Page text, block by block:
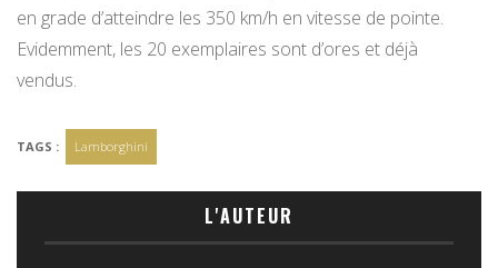
en grade d’atteindre les 350 km/h en vitesse de pointe.
Evidemment, les 20 exemplaires sont d’ores et déjà
vendus.
TAGS : Lamborghini
L'AUTEUR